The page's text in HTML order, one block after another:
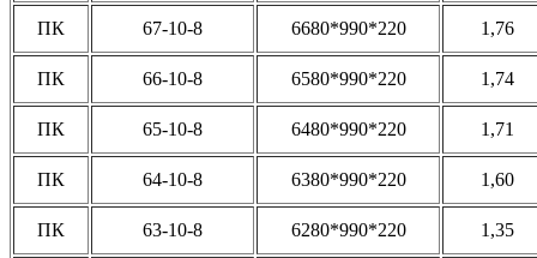
ПК 67-10-8 6680*990*220 1,76
ПК 66-10-8 6580*990*220 1,74
ПК 65-10-8 6480*990*220 1,71
ПК 64-10-8 6380*990*220 1,60
ПК 63-10-8 6280*990*220 1,35